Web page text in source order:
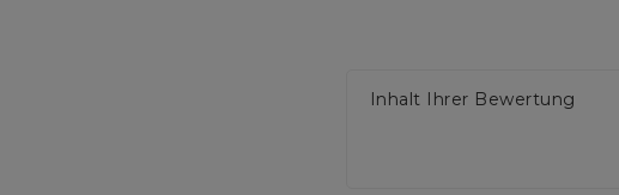
Inhalt Ihrer Bewertung